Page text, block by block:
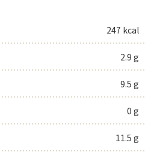
247 kcal
2.9 g
9.5 g
0 g
11.5 g